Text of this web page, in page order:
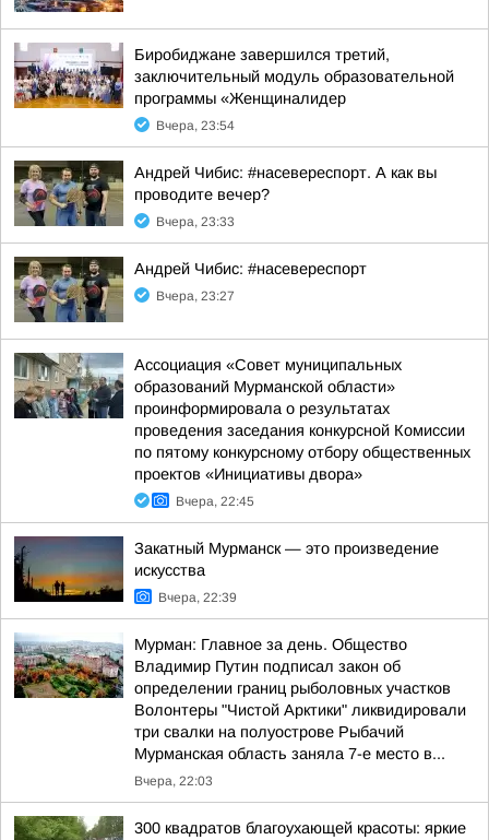
Биробиджане завершился третий,
заключительный модуль образовательной
программы «Женщиналидер
Вчера, 23:54
Андрей Чибис: #насевереспорт. А как вы
проводите вечер?
Вчера, 23:33
Андрей Чибис: #насевереспорт
Вчера, 23:27
Ассоциация «Совет муниципальных
образований Мурманской области»
проинформировала о результатах
проведения заседания конкурсной Комиссии
по пятому конкурсному отбору общественных
проектов «Инициативы двора»
Вчера, 22:45
Закатный Мурманск — это произведение
искусства
Вчера, 22:39
Мурман: Главное за день. Общество
Владимир Путин подписал закон об
определении границ рыболовных участков
Волонтеры "Чистой Арктики" ликвидировали
три свалки на полуострове Рыбачий
Мурманская область заняла 7-е место в...
Вчера, 22:03
300 квадратов благоухающей красоты: яркие